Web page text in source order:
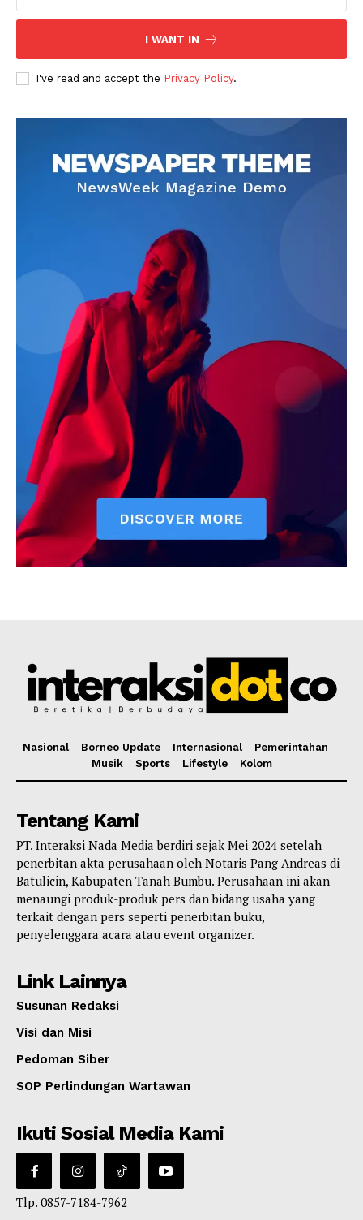
I WANT IN
I've read and accept the Privacy Policy.
Nasional Borneo Update Internasional
Pemerintahan
Musik
Sports Lifestyle Kolom
Tentang Kami
PT. Interaksi Nada Media berdiri sejak Mei 2024 setelah
penerbitan akta perusahaan oleh Notaris Pang Andreas di
Batulicin, Kabupaten Tanah Bumbu. Perusahaan ini akan
menaungi produk-produk pers dan bidang usaha yang
terkait dengan pers seperti penerbitan buku,
penyelenggara acara atau event organizer.
Link Lainnya
Susunan Redaksi
Visi dan Misi
Pedoman Siber
SOP Perlindungan Wartawan
Ikuti Sosial Media Kami
Tlp. 0857-7184-7962